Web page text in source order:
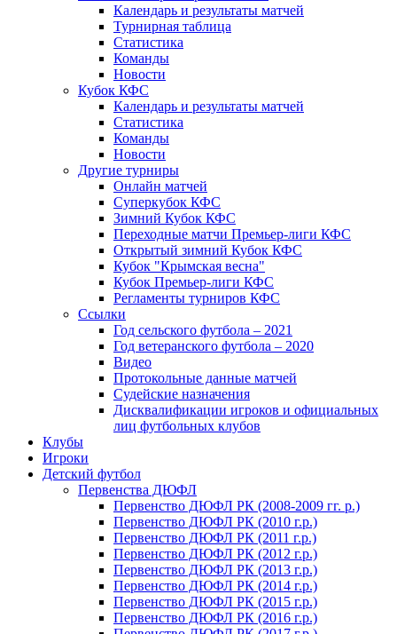
Календарь и результаты матчей
Турнирная таблица
Статистика
Команды
Новости
Кубок КФС
Календарь и результаты матчей
Статистика
Команды
Новости
Другие турниры
Онлайн матчей
Суперкубок КФС
Зимний Кубок КФС
Переходные матчи Премьер-лиги КФС
Открытый зимний Кубок КФС
Кубок "Крымская весна"
Кубок Премьер-лиги КФС
Регламенты турниров КФС
Ссылки
Год сельского футбола – 2021
Год ветеранского футбола – 2020
Видео
Протокольные данные матчей
Судейские назначения
Дисквалификации игроков и официальных
лиц футбольных клубов
Клубы
Игроки
Детский футбол
Первенства ДЮФЛ
Первенство ДЮФЛ РК (2008-2009 гг. р.)
Первенство ДЮФЛ РК (2010 г.р.)
Первенство ДЮФЛ РК (2011 г.р.)
Первенство ДЮФЛ РК (2012 г.р.)
Первенство ДЮФЛ РК (2013 г.р.)
Первенство ДЮФЛ РК (2014 г.р.)
Первенство ДЮФЛ РК (2015 г.р.)
Первенство ДЮФЛ РК (2016 г.р.)